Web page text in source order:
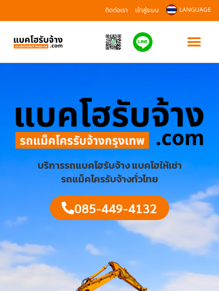
ติดต่อเรา เข้าสู่ระบบ LANGUAGE
บริการรถแบคโฮรับจ้าง แบคโฮให้เช่า
รถแม็คโครรับจ้างทั่วไทย
085-449-4132